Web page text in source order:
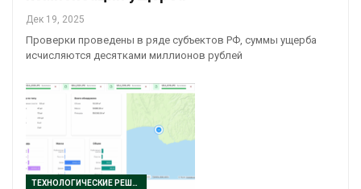
Дек 19, 2025
Проверки проведены в ряде субъектов РФ, суммы ущерба
исчисляются десятками миллионов рублей
ТЕХНОЛОГИЧЕСКИЕ РЕШЕНИЯ